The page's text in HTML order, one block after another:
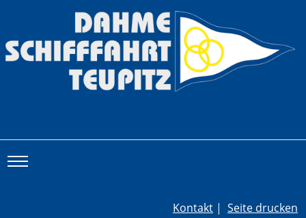
Kontakt | Seite drucken